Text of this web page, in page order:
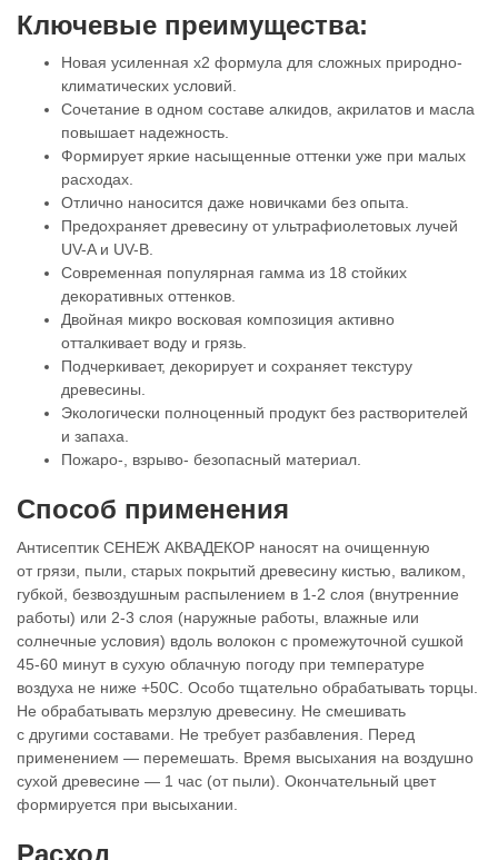
Ключевые преимущества:
Новая усиленная х2 формула для сложных природно-
климатических условий.
Сочетание в одном составе алкидов, акрилатов и масла
повышает надежность.
Формирует яркие насыщенные оттенки уже при малых
расходах.
Отлично наносится даже новичками без опыта.
Предохраняет древесину от ультрафиолетовых лучей
UV-A и UV-B.
Современная популярная гамма из 18 стойких
декоративных оттенков.
Двойная микро восковая композиция активно
отталкивает воду и грязь.
Подчеркивает, декорирует и сохраняет текстуру
древесины.
Экологически полноценный продукт без растворителей
и запаха.
Пожаро-, взрыво- безопасный материал.
Способ применения
Антисептик СЕНЕЖ АКВАДЕКОР наносят на очищенную
от грязи, пыли, старых покрытий древесину кистью, валиком,
губкой, безвоздушным распылением в 1-2 слоя (внутренние
работы) или 2-3 слоя (наружные работы, влажные или
солнечные условия) вдоль волокон с промежуточной сушкой
45-60 минут в сухую облачную погоду при температуре
воздуха не ниже +50С. Особо тщательно обрабатывать торцы.
Не обрабатывать мерзлую древесину. Не смешивать
с другими составами. Не требует разбавления. Перед
применением — перемешать. Время высыхания на воздушно
сухой древесине — 1 час (от пыли). Окончательный цвет
формируется при высыхании.
Расход